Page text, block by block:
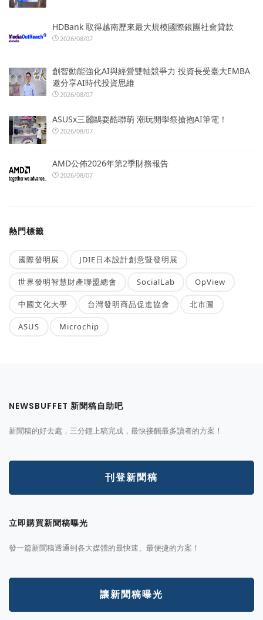
HDBank 取得越南歷來最大規模國際銀團社會貸款
2026/08/07
創智動能強化AI與經營雙軸競爭力 投資長受臺大EMBA
邀分享AI時代投資思維
2026/08/07
ASUSx三麗鷗耍酷聯萌 潮玩開學祭搶抱AI筆電！
2026/08/07
AMD公佈2026年第2季財務報告
2026/08/07
熱門標籤
國際發明展 JDIE日本設計創意暨發明展
世界發明智慧財產聯盟總會 SocialLab OpView
中國文化大學 台灣發明商品促進協會 北市圖
ASUS Microchip
NEWSBUFFET 新聞稿自助吧
新聞稿的好去處，三分鐘上稿完成，最快接觸最多讀者的方案！
刊登新聞稿
立即購買新聞稿曝光
發一篇新聞稿透通到各大媒體的最快速、最便捷的方案！
讓新聞稿曝光